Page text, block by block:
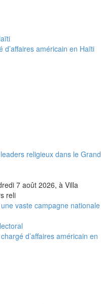
américain en Haïti
religieux dans le Grand
7 août 2026, à Villa
reli
vaste campagne nationale
d’affaires américain en